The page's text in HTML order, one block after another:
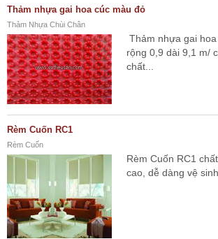
Thảm nhựa gai hoa cúc màu đỏ
Thảm Nhựa Chùi Chân
Thảm nhựa gai
rộng 0,9 dài 9,1 m/
chất...
Rèm Cuốn RC1
Rèm Cuốn
Rèm Cuốn RC1
cao, dễ dàng vệ sinh